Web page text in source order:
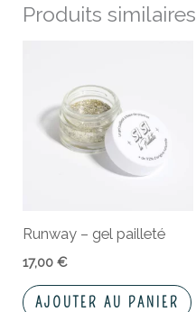
Produits similaires
Runway – gel pailleté
17,00€
AJOUTER AU PANIER